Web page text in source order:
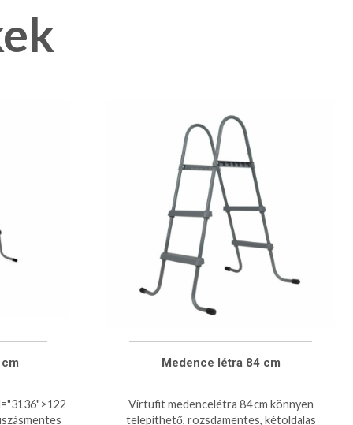
Medence létra 84 cm
Virtufit medencelétra 84 cm könnyen
telepíthető, rozsdamentes, kétoldalas